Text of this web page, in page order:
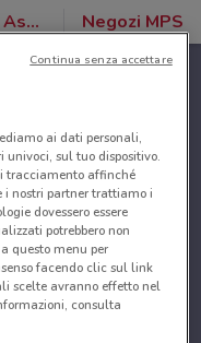
Banche e Assicurazioni Negozi MPS
ai dati personali,
sul tuo dispositivo.
tracciamento affinché
i nostri partner trattiamo i
dovessero essere
potrebbero non
questo menu per
facendo clic sul link
scelte avranno effetto nel
consulta
Continua senza accettare